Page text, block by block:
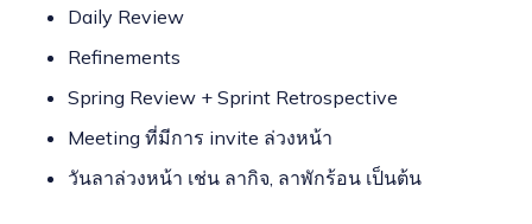
Daily Review
Refinements
Spring Review + Sprint Retrospective
Meeting ที่มีการ invite ล่วงหน้า
วันลาล่วงหน้า เช่น ลากิจ, ลาพักร้อน เป็นต้น